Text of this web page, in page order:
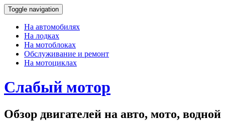
Toggle navigation
На автомобилях
На лодках
На мотоблоках
Обслуживание и ремонт
На мотоциклах
Слабый мотор
Обзор двигателей на авто, мото, водной